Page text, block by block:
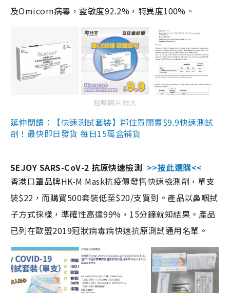
及Omicorn病毒，靈敏度92.2%，特異度100%。
點擊圖片放大
延伸閱讀：【快速測試套裝】鄰住買開賣$9.9快速測試
劑！最快即日發貨 每日15萬盒補貨
SEJOY SARS-CoV-2 抗原快速檢測 >>按此選購<<
香港口罩品牌HK-M Mask抗疫價發售快速檢測劑，單支
裝$22，而購買500套裝低至$20/支買到。產品以鼻咽拭
子方式採樣，準確性高達99%，15分鐘就知結果。產品
已列在歐盟2019冠狀病毒病快速抗原測試通用名單。